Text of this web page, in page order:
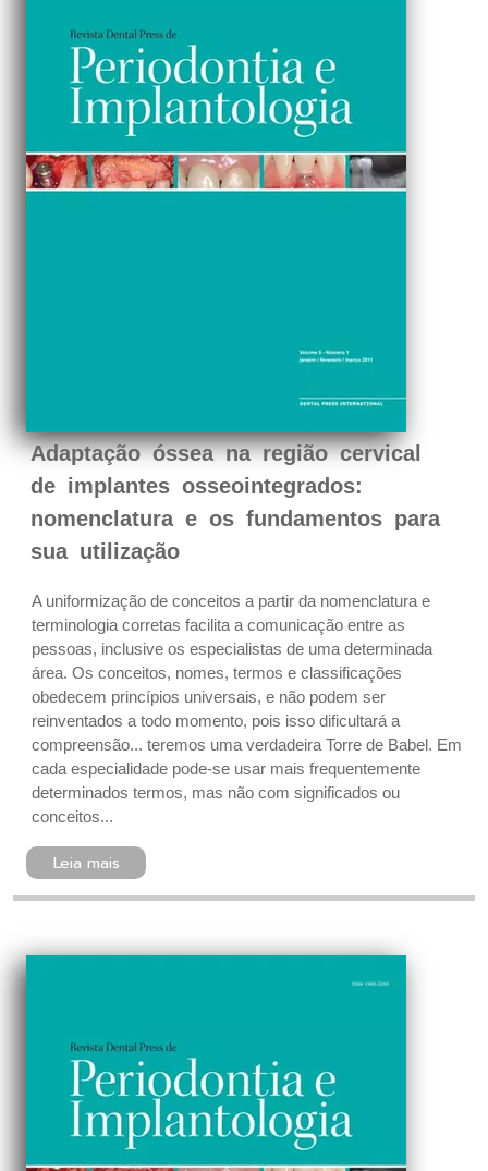
Adaptação óssea na região cervical
de implantes osseointegrados:
nomenclatura e os fundamentos para
sua utilização
A uniformização de conceitos a partir da nomenclatura e
terminologia corretas facilita a comunicação entre as
pessoas, inclusive os especialistas de uma determinada
área. Os conceitos, nomes, termos e classificações
obedecem princípios universais, e não podem ser
reinventados a todo momento, pois isso dificultará a
compreensão... teremos uma verdadeira Torre de Babel. Em
cada especialidade pode-se usar mais frequentemente
determinados termos, mas não com significados ou
conceitos...
Leia mais